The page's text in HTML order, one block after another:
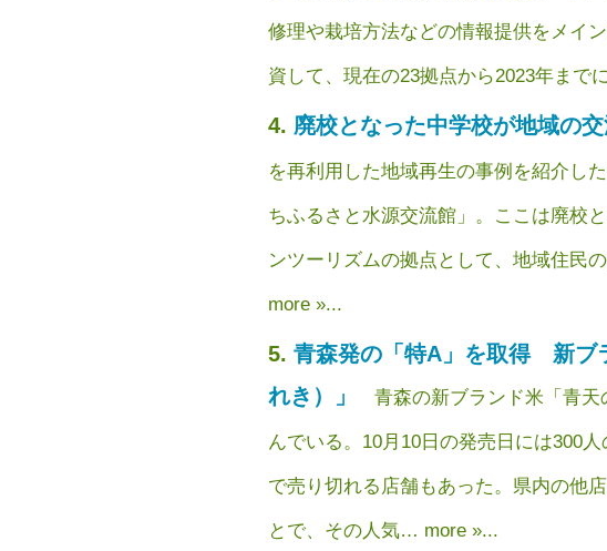
修理や栽培方法などの情報提供をメイ
資して、現在の23拠点から2023年まで
廃校となった中学校が地域の
を再利用した地域再生の事例を紹介し
ちふるさと水源交流館」。ここは廃校
ンツーリズムの拠点として、地域住民
more »...
青森発の「特A」を取得 新ブ
れき）」
青森の新ブランド米「青
んでいる。10月10日の発売日には300
で売り切れる店舗もあった。県内の他
とで、その人気… more »...